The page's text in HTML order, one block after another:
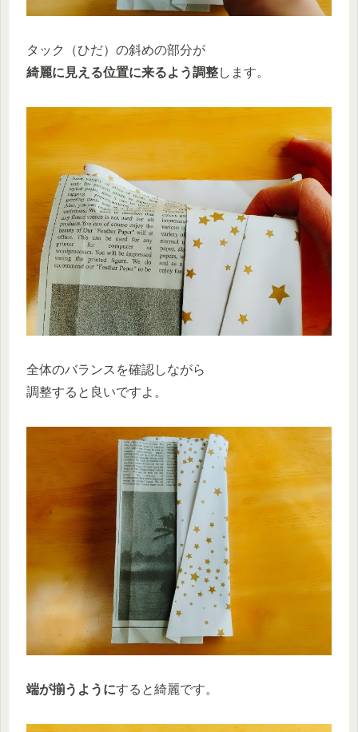
タック（ひだ）の斜めの部分が
綺麗に見える位置に来るよう調整します。
全体のバランスを確認しながら
調整すると良いですよ。
端が揃うようにすると綺麗です。